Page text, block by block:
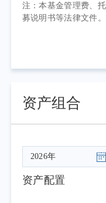
中枢，叠加贸易
我国统筹财政、
势，不断夯实经
体与资本市场预
走实。本报告期
108.62%。
芯片产业作
五五”规划纲要中
立自强、引领发
注：本基金管理费、
募说明书等法律文件。
资产组合
资产配置